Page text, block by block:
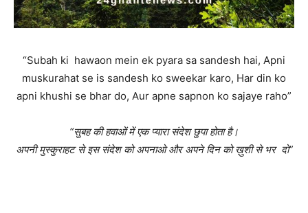
“Subah ki hawaon mein ek pyara sa sandesh hai, Apni
muskurahat se is sandesh ko sweekar karo, Har din ko
apni khushi se bhar do, Aur apne sapnon ko sajaye raho”
“सुबह की हवाओं में एक प्यारा संदेश छुपा होता है।
अपनी मुस्कुराहट से इस संदेश को अपनाओ और अपने दिन को ख़ुशी से भर दो”